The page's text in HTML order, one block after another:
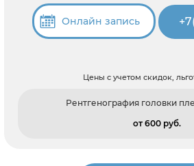
Онлайн запись
Цены с учетом скидок,
Рентгенография головки
от 600 pуб.